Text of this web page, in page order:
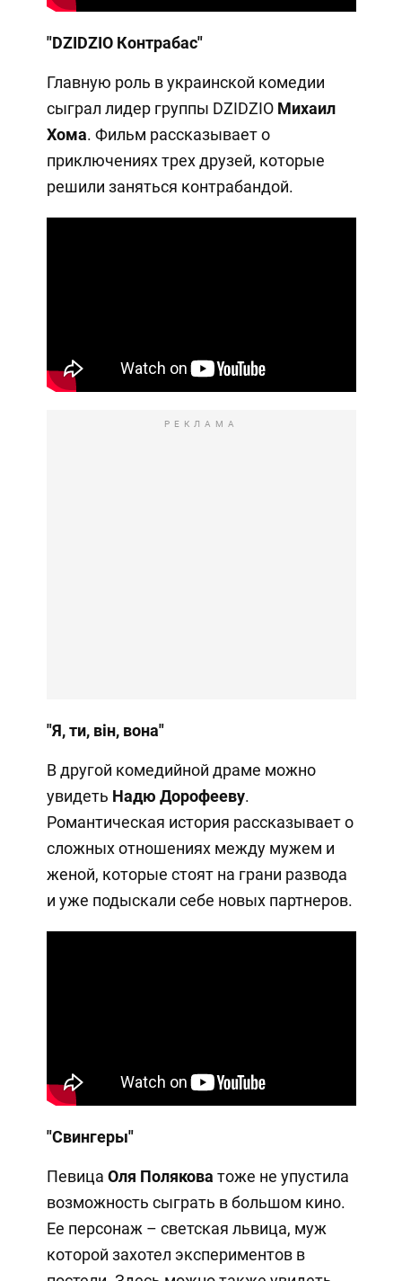
"DZIDZIO Контрабас"
Главную роль в украинской комедии
сыграл лидер группы DZIDZIO Михаил
Хома. Фильм рассказывает о
приключениях трех друзей, которые
решили заняться контрабандой.
РЕКЛАМА
"Я, ти, він, вона"
В другой комедийной драме можно
увидеть Надю Дорофееву.
Романтическая история рассказывает о
сложных отношениях между мужем и
женой, которые стоят на грани развода
и уже подыскали себе новых партнеров.
"Свингеры"
Певица Оля Полякова тоже не упустила
возможность сыграть в большом кино.
Ее персонаж – светская львица, муж
которой захотел экспериментов в